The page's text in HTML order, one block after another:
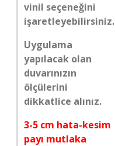
vinil seçeneğini
işaretleyebilirsiniz.
Uygulama
yapılacak olan
duvarınızın
ölçülerini
dikkatlice alınız.
3-5 cm hata-kesim
payı mutlaka